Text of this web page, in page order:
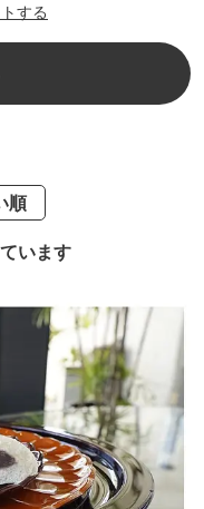
する
順
います